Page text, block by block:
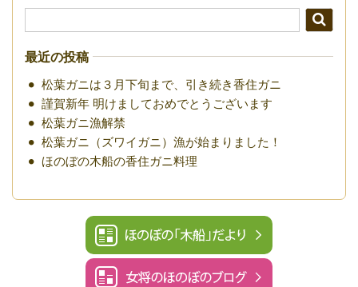
最近の投稿
松葉ガニは３月下旬まで、引き続き香住ガニ
謹賀新年 明けましておめでとうございます
松葉ガニ漁解禁
松葉ガニ（ズワイガニ）漁が始まりました！
ほのぼの木船の香住ガニ料理